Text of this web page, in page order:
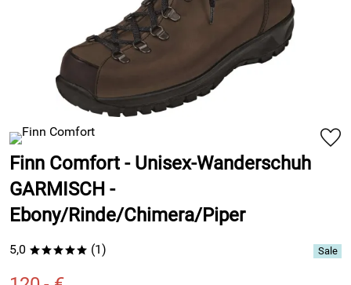
Finn Comfort - Unisex-Wanderschuh
GARMISCH -
Ebony/Rinde/Chimera/Piper
5,0 ***** (1)